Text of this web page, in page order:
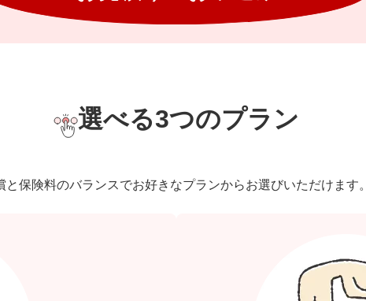
選べる3つのプラン
と保険料のバランスでお好きなプランからお選びいただけます。